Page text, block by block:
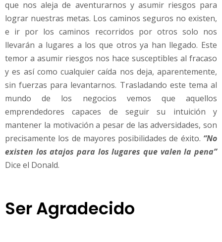
que nos aleja de aventurarnos y asumir riesgos para
lograr nuestras metas. Los caminos seguros no existen,
e ir por los caminos recorridos por otros solo nos
llevarán a lugares a los que otros ya han llegado. Este
temor a asumir riesgos nos hace susceptibles al fracaso
y es así como cualquier caída nos deja, aparentemente,
sin fuerzas para levantarnos. Trasladando este tema al
mundo de los negocios vemos que aquellos
emprendedores capaces de seguir su intuición y
mantener la motivación a pesar de las adversidades, son
precisamente los de mayores posibilidades de éxito. “No
existen los atajos para los lugares que valen la pena”
Dice el Donald.
Ser Agradecido